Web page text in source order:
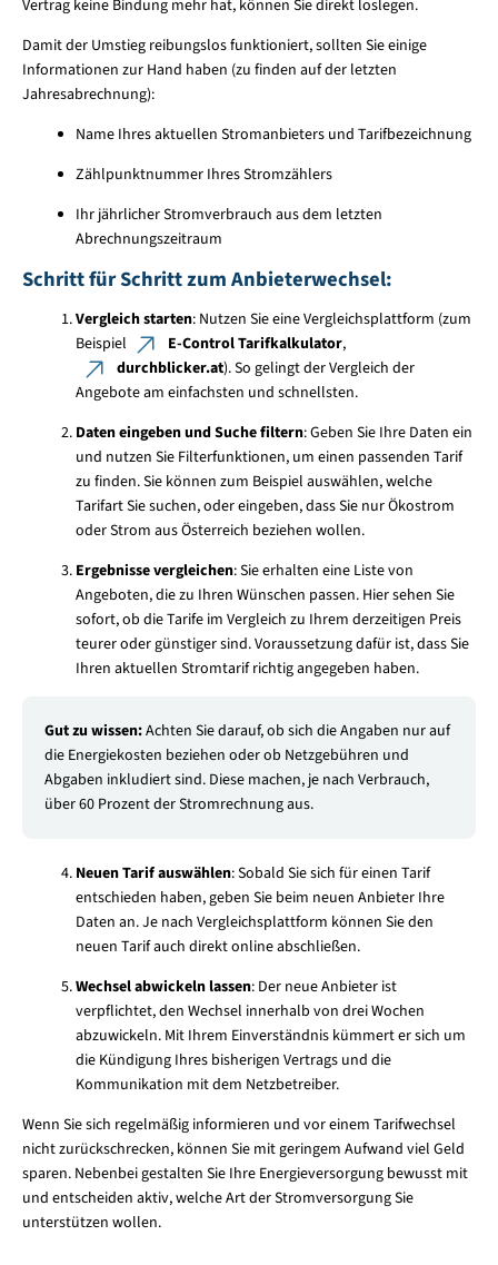
Vertrag keine Bindung mehr hat, können Sie direkt loslegen.
Damit der Umstieg reibungslos funktioniert, sollten Sie einige
Informationen zur Hand haben (zu finden auf der letzten
Jahresabrechnung):
Name Ihres aktuellen Stromanbieters und Tarifbezeichnung
Zählpunktnummer Ihres Stromzählers
Ihr jährlicher Stromverbrauch aus dem letzten
Abrechnungszeitraum
Schritt für Schritt zum Anbieterwechsel:
Vergleich starten: Nutzen Sie eine Vergleichsplattform (zum
Beispiel
E-Control Tarifkalkulator,
durchblicker.at). So gelingt der Vergleich der
Angebote am einfachsten und schnellsten.
Daten eingeben und Suche filtern: Geben Sie Ihre Daten ein
und nutzen Sie Filterfunktionen, um einen passenden Tarif
zu finden. Sie können zum Beispiel auswählen, welche
Tarifart Sie suchen, oder eingeben, dass Sie nur Ökostrom
oder Strom aus Österreich beziehen wollen.
Ergebnisse vergleichen: Sie erhalten eine Liste von
Angeboten, die zu Ihren Wünschen passen. Hier sehen Sie
sofort, ob die Tarife im Vergleich zu Ihrem derzeitigen Preis
teurer oder günstiger sind. Voraussetzung dafür ist, dass Sie
Ihren aktuellen Stromtarif richtig angegeben haben.
Gut zu wissen:Achten Sie darauf, ob sich die Angaben nur auf
die Energiekosten beziehen oder ob Netzgebühren und
Abgaben inkludiert sind. Diese machen, je nach Verbrauch,
über 60 Prozent der Stromrechnung aus.
Neuen Tarif auswählen: Sobald Sie sich für einen Tarif
entschieden haben, geben Sie beim neuen Anbieter Ihre
Daten an. Je nach Vergleichsplattform können Sie den
neuen Tarif auch direkt online abschließen.
Wechsel abwickeln lassen: Der neue Anbieter ist
verpflichtet, den Wechsel innerhalb von drei Wochen
abzuwickeln. Mit Ihrem Einverständnis kümmert er sich um
die Kündigung Ihres bisherigen Vertrags und die
Kommunikation mit dem Netzbetreiber.
Wenn Sie sich regelmäßig informieren und vor einem Tarifwechsel
nicht zurückschrecken, können Sie mit geringem Aufwand viel Geld
sparen. Nebenbei gestalten Sie Ihre Energieversorgung bewusst mit
und entscheiden aktiv, welche Art der Stromversorgung Sie
unterstützen wollen.